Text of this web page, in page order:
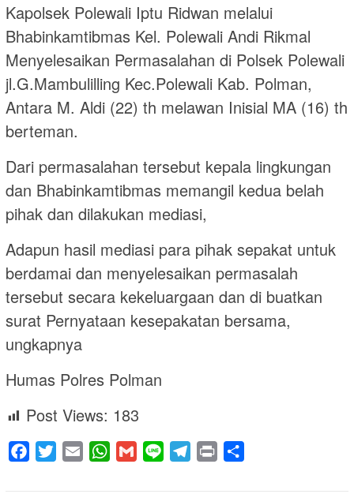
Kapolsek Polewali Iptu Ridwan melalui
Bhabinkamtibmas Kel. Polewali Andi Rikmal
Menyelesaikan Permasalahan di Polsek Polewali
jl.G.Mambulilling Kec.Polewali Kab. Polman,
Antara M. Aldi (22) th melawan Inisial MA (16) th
berteman.
Dari permasalahan tersebut kepala lingkungan
dan Bhabinkamtibmas memangil kedua belah
pihak dan dilakukan mediasi,
Adapun hasil mediasi para pihak sepakat untuk
berdamai dan menyelesaikan permasalah
tersebut secara kekeluargaan dan di buatkan
surat Pernyataan kesepakatan bersama,
ungkapnya
Humas Polres Polman
Post Views: 183
Facebook
Twitter Email WhatsApp
Gmail Line Telegram
Print